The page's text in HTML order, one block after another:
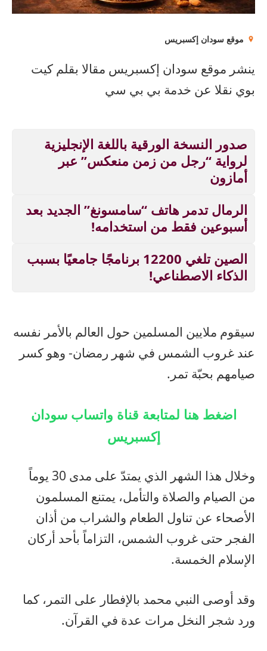
موقع سودان إكسبريس
ينشر موقع سودان إكسبريس مقالا بقلم كيت
بوي نقلا عن خدمة بي بي سي
صدور النسخة الورقية باللغة الإنجليزية
لرواية “رجل من زمن منعكس” عبر
أمازون
الرمال تدمر هاتف “سامسونغ” الجديد بعد
أسبوعين فقط من استخدامه!
الصين تلغي 12200 برنامجًا جامعيًا بسبب
الذكاء الاصطناعي!
سيقوم ملايين المسلمين حول العالم بالأمر نفسه
عند غروب الشمس في شهر رمضان- وهو كسر
صيامهم بحبّة تمر.
اضغط هنا لمتابعة قناة واتساب سودان
إكسبريس
وخلال هذا الشهر الذي يمتدّ على مدى 30 يوماً
من الصيام والصلاة والتأمل، يمتنع المسلمون
الأصحاء عن تناول الطعام والشراب من أذان
الفجر حتى غروب الشمس، التزاماً بأحد أركان
الإسلام الخمسة.
وقد أوصى النبي محمد بالإفطار على التمر، كما
ورد شجر النخل مرات عدة في القرآن.